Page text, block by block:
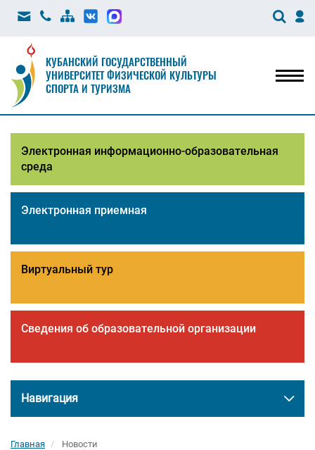
КУБАНСКИЙ ГОСУДАРСТВЕННЫЙ
УНИВЕРСИТЕТ ФИЗИЧЕСКОЙ КУЛЬТУРЫ
СПОРТА И ТУРИЗМА
Электронная информационно-образовательная
среда
Электронная приемная
Виртуальный тур
Сведения об образовательной организации
Навигация
Главная Новости